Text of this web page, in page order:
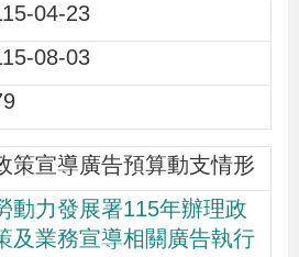
04-23
08-03
策宣導廣告預算動支情形
動力發展署115年辦理政
及業務宣導相關廣告執行